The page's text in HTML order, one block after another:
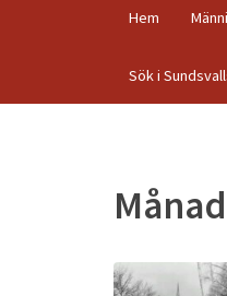
Hem
Sök i